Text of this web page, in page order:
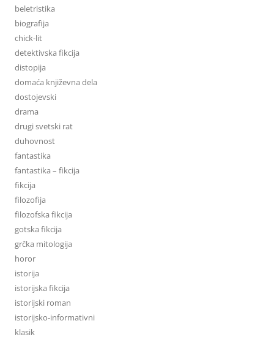
beletristika
biografija
chick-lit
detektivska fikcija
distopija
domaća književna dela
dostojevski
drama
drugi svetski rat
duhovnost
fantastika
fantastika – fikcija
fikcija
filozofija
filozofska fikcija
gotska fikcija
grčka mitologija
horor
istorija
istorijska fikcija
istorijski roman
istorijsko-informativni
klasik